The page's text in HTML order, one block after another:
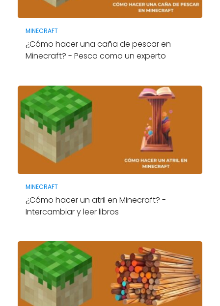
MINECRAFT
¿Cómo hacer una caña de pescar en
Minecraft? - Pesca como un experto
MINECRAFT
¿Cómo hacer un atril en Minecraft? -
Intercambiar y leer libros